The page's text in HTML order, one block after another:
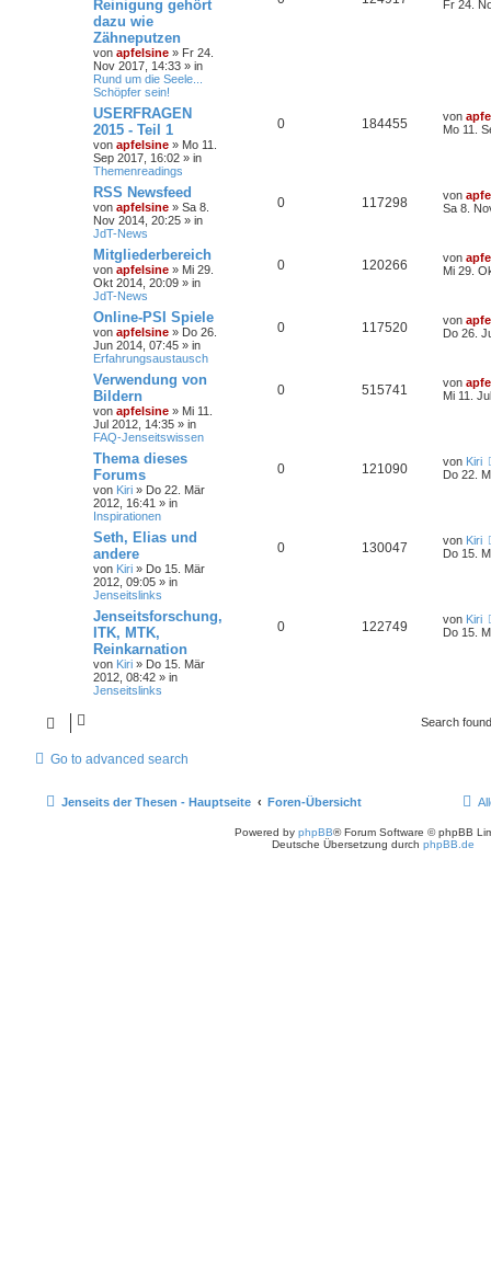
Reinigung gehört
dazu wie
Zähneputzen
von apfelsine » Fr 24.
Nov 2017, 14:33 » in
Rund um die Seele...
Schöpfer sein!
Fr 24.
USERFRAGEN
2015 - Teil 1
von apfelsine » Mo 11.
Sep 2017, 16:02 » in
Themenreadings
0 184455 von
Mo 11.
RSS Newsfeed
von apfelsine » Sa 8.
Nov 2014, 20:25 » in
JdT-News
0 117298 von
Sa 8.
Mitgliederbereich
von apfelsine » Mi 29.
Okt 2014, 20:09 » in
JdT-News
0 120266 von
Mi 29.
Online-PSI Spiele
von apfelsine » Do 26.
Jun 2014, 07:45 » in
Erfahrungsaustausch
0 117520 von
Do 26.
Verwendung von
Bildern
von apfelsine » Mi 11.
Jul 2012, 14:35 » in
FAQ-Jenseitswissen
0 515741 von
Mi 11.
Thema dieses
Forums
von Kiri » Do 22. Mär
2012, 16:41 » in
Inspirationen
0 121090 von Kiri
Do 22.
Seth, Elias und
andere
von Kiri » Do 15. Mär
2012, 09:05 » in
Jenseitslinks
0 130047 von Kiri
Do 15.
Jenseitsforschung,
ITK, MTK,
Reinkarnation
von Kiri » Do 15. Mär
2012, 08:42 » in
Jenseitslinks
0 122749 von Kiri
Do 15.
Search
Go to advanced search
Jenseits der Thesen - Hauptseite Foren-Übersicht
Powered by phpBB® Forum Software © phpBB
Deutsche Übersetzung durch phpBB.de